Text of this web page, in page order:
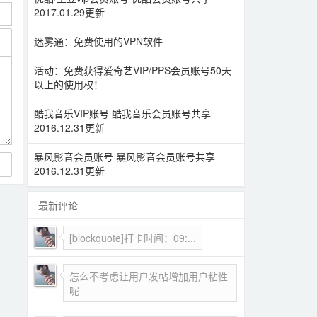
2017.01.29更新
迷雾通：免费使用的VPN软件
活动：免费获得爱奇艺VIP/PPS会员账号50天
以上的使用权！
酷我音乐VIP账号 酷我音乐会员账号共享
2016.12.31更新
暴风影音会员账号 暴风影音会员账号共享
2016.12.31更新
最新评论
[blockquote]打卡时间：09:...
怎么不考虑让用户发帖增加用户粘性
呢